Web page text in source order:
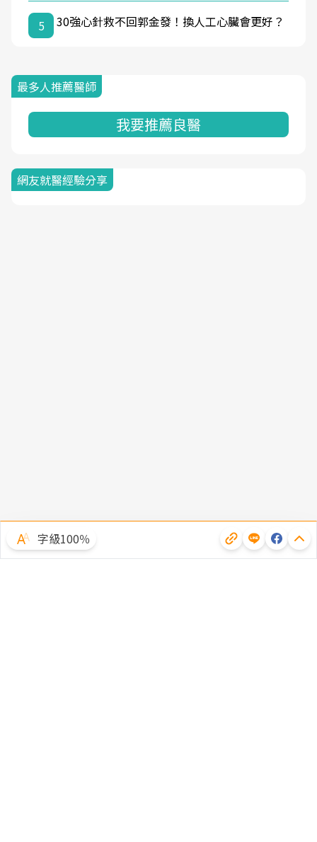
5 30強心針救不回郭金發！換人工心臟會更好？
最多人推薦醫師
我要推薦良醫
網友就醫經驗分享
字級100％